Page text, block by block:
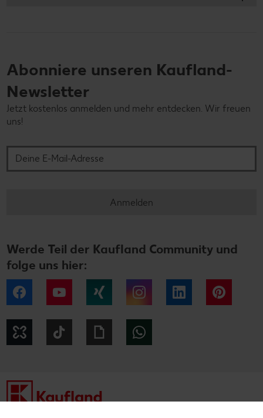
Abonniere unseren Kaufland-
Newsletter
Jetzt kostenlos anmelden und mehr entdecken. Wir freuen
uns!
Anmelden
Werde Teil der Kaufland Community und
folge uns hier:
Facebook YouTube Instagram LinkedIn
Kununu Giphy